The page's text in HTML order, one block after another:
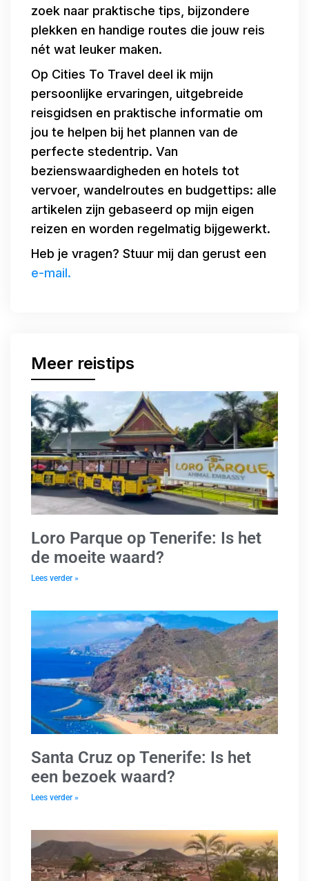
zoek naar praktische tips, bijzondere
plekken en handige routes die jouw reis
nét wat leuker maken.
Op Cities To Travel deel ik mijn
persoonlijke ervaringen, uitgebreide
reisgidsen en praktische informatie om
jou te helpen bij het plannen van de
perfecte stedentrip. Van
bezienswaardigheden en hotels tot
vervoer, wandelroutes en budgettips: alle
artikelen zijn gebaseerd op mijn eigen
reizen en worden regelmatig bijgewerkt.
Heb je vragen? Stuur mij dan gerust een
e-mail.
Meer reistips
Loro Parque op Tenerife: Is het
de moeite waard?
Lees verder »
Santa Cruz op Tenerife: Is het
een bezoek waard?
Lees verder »